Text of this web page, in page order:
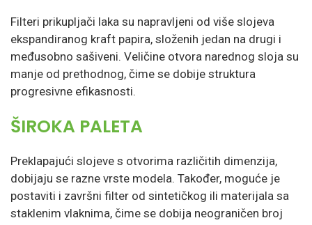
Filteri prikupljači laka su napravljeni od više slojeva
ekspandiranog kraft papira, složenih jedan na drugi i
međusobno sašiveni. Veličine otvora narednog sloja su
manje od prethodnog, čime se dobije struktura
progresivne efikasnosti.
ŠIROKA PALETA
Preklapajući slojeve s otvorima različitih dimenzija,
dobijaju se razne vrste modela. Također, moguće je
postaviti i završni filter od sintetičkog ili materijala sa
staklenim vlaknima, čime se dobija neograničen broj